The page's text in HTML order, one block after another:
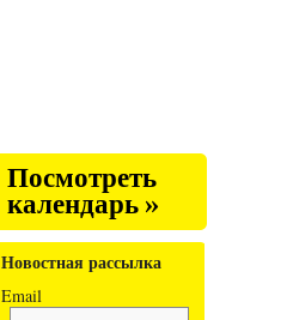
Посмотреть
календарь »
Новостная рассылка
Email